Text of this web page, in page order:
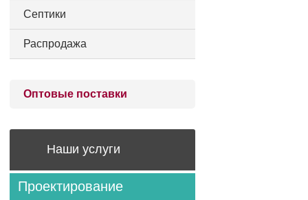
Септики
Распродажа
Оптовые поставки
Наши услуги
Проектирование